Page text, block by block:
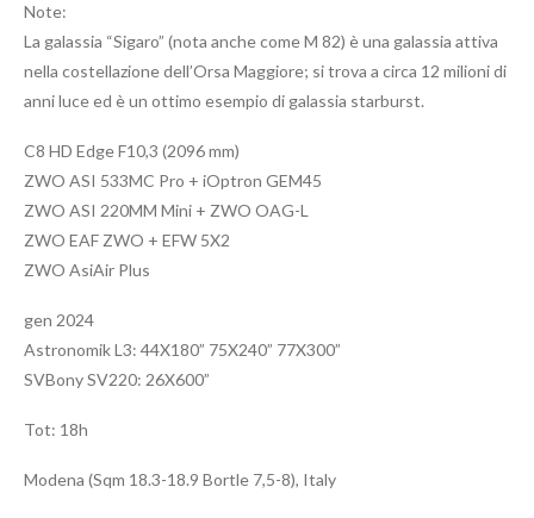
Note:
La galassia “Sigaro” (nota anche come M 82) è una galassia attiva
nella costellazione dell’Orsa Maggiore; si trova a circa 12 milioni di
anni luce ed è un ottimo esempio di galassia starburst.
C8 HD Edge F10,3 (2096 mm)
ZWO ASI 533MC Pro + iOptron GEM45
ZWO ASI 220MM Mini + ZWO OAG-L
ZWO EAF ZWO + EFW 5X2
ZWO AsiAir Plus
gen 2024
Astronomik L3: 44X180” 75X240” 77X300”
SVBony SV220: 26X600”
Tot: 18h
Modena (Sqm 18.3-18.9 Bortle 7,5-8), Italy